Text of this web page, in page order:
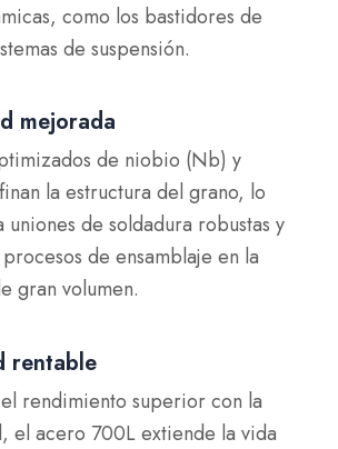
como los bastidores de
de suspensión.
mejorada
de niobio (Nb) y
la estructura del grano, lo
uniones de soldadura robustas y
de ensamblaje en la
gran volumen.
rentable
rendimiento superior con la
el acero 700L extiende la vida